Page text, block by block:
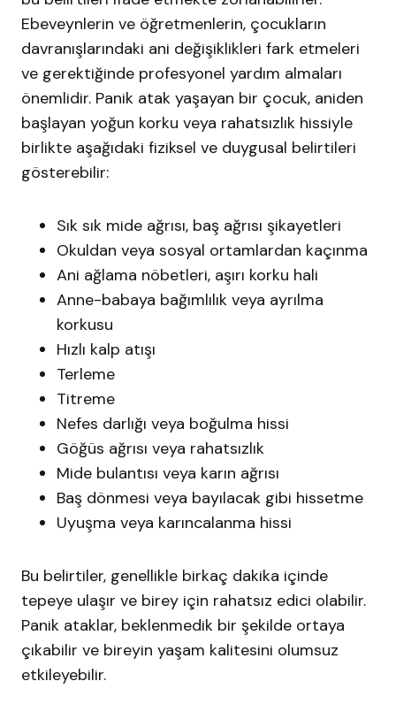
Ebeveynlerin ve öğretmenlerin, çocukların
davranışlarındaki ani değişiklikleri fark etmeleri
ve gerektiğinde profesyonel yardım almaları
önemlidir.​ Panik atak yaşayan bir çocuk, aniden
başlayan yoğun korku veya rahatsızlık hissiyle
birlikte aşağıdaki fiziksel ve duygusal belirtileri
gösterebilir:​
Sık sık mide ağrısı, baş ağrısı şikayetleri
Okuldan veya sosyal ortamlardan kaçınma
Ani ağlama nöbetleri, aşırı korku hali
Anne-babaya bağımlılık veya ayrılma
korkusu
Hızlı kalp atışı
Terleme
Titreme
Nefes darlığı veya boğulma hissi
Göğüs ağrısı veya rahatsızlık
Mide bulantısı veya karın ağrısı
Baş dönmesi veya bayılacak gibi hissetme
Uyuşma veya karıncalanma hissi
Bu belirtiler, genellikle birkaç dakika içinde
tepeye ulaşır ve birey için rahatsız edici olabilir.
Panik ataklar, beklenmedik bir şekilde ortaya
çıkabilir ve bireyin yaşam kalitesini olumsuz
etkileyebilir.